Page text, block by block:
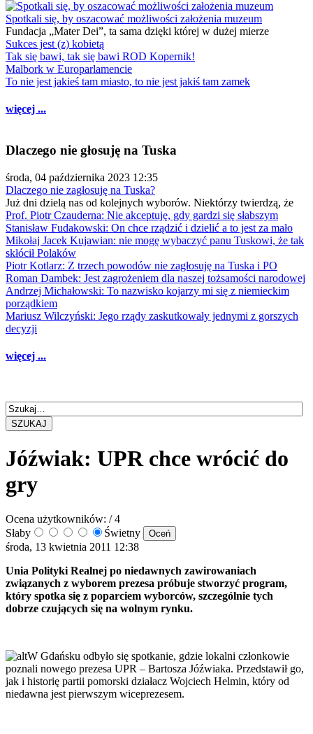
Spotkali się, by oszacować możliwości założenia muzeum
Fundacja „Mater Dei”, ta sama dzięki której w dużej mierze
Sukces jest (z) kobietą
Tak się bawi, tak się bawi ROD Kopernik!
Malbork w Europarlamencie
To nie jest jakieś tam miasto, to nie jest jakiś tam zamek
więcej ...
Dlaczego nie głosuję na Tuska
środa, 04 października 2023 12:35
Dlaczego nie zagłosuję na Tuska?
Już dni dzielą nas od kolejnych wyborów. Niektórzy twierdzą, że
Prof. Piotr Czauderna: Nie akceptuję, gdy gardzi się słabszym
Stanisław Fudakowski: On chce rządzić i dzielić a to jest za mało
Mikołaj Jacek Kujawian: nie mogę wybaczyć panu Tuskowi, że tak
skłócił Polaków
Piotr Kotlarz: Z trzech powodów nie zagłosuję na Tuska i PO
Roman Dambek: Jest zagrożeniem dla naszej tożsamości narodowej
Andrzej Michałowski: To nazwisko kojarzy mi się z niemieckim
porządkiem
Mariusz Wilczyński: Jego rządy zaskutkowały jednymi z gorszych
decyzji
więcej ...
SZUKAJ
Jóźwiak: UPR chce wrócić do
gry
Ocena użytkowników: / 4
Słaby
Świetny
środa, 13 kwietnia 2011 12:38
Unia Polityki Realnej po niedawnych zawirowaniach
związanych z wyborem prezesa próbuje stworzyć program,
który spotka się z poparciem wyborców, szczególnie tych
dobrze czujących się na wolnym rynku.
W Gdańsku odbyło się spotkanie, gdzie lokalni członkowie
poznali nowego prezesa UPR – Bartosza Jóźwiaka. Przedstawił go,
jak i historię partii pomorski działacz Wojciech Helmin, który od
niedawna jest pierwszym wiceprezesem.